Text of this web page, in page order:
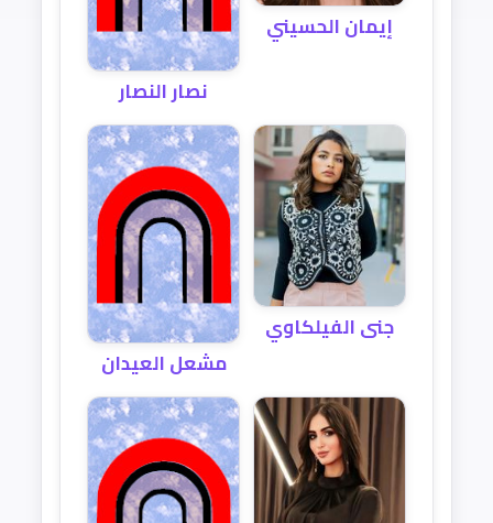
إيمان الحسيني
نصار النصار
جنى الفيلكاوي
مشعل العيدان